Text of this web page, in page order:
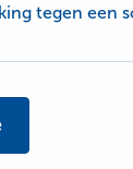
tegen een